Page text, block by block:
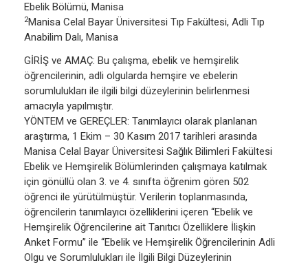
Ebelik Bölümü, Manisa
2Manisa Celal Bayar Üniversitesi Tıp Fakültesi, Adli Tıp
Anabilim Dalı, Manisa
GİRİŞ ve AMAÇ: Bu çalışma, ebelik ve hemşirelik
öğrencilerinin, adli olgularda hemşire ve ebelerin
sorumlulukları ile ilgili bilgi düzeylerinin belirlenmesi
amacıyla yapılmıştır.
YÖNTEM ve GEREÇLER: Tanımlayıcı olarak planlanan
araştırma, 1 Ekim – 30 Kasım 2017 tarihleri arasında
Manisa Celal Bayar Üniversitesi Sağlık Bilimleri Fakültesi
Ebelik ve Hemşirelik Bölümlerinden çalışmaya katılmak
için gönüllü olan 3. ve 4. sınıfta öğrenim gören 502
öğrenci ile yürütülmüştür. Verilerin toplanmasında,
öğrencilerin tanımlayıcı özelliklerini içeren “Ebelik ve
Hemşirelik Öğrencilerine ait Tanıtıcı Özelliklere İlişkin
Anket Formu” ile “Ebelik ve Hemşirelik Öğrencilerinin Adli
Olgu ve Sorumlulukları ile İlgili Bilgi Düzeylerinin